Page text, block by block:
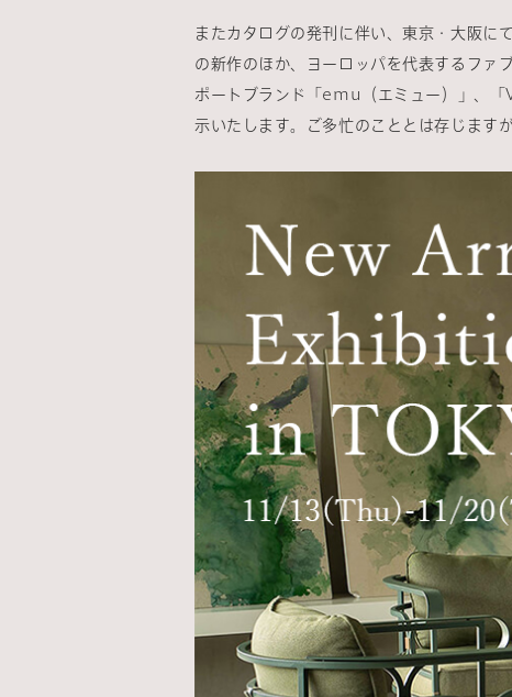
またカタログの発刊に伴い、東京・大阪
の新作のほか、ヨーロッパを代表するフ
ポートブランド「emu（エミュー）」、「
示いたします。ご多忙のこととは存じます